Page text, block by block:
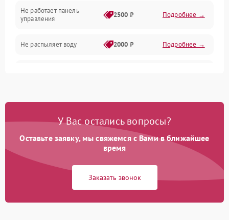
Гигиена
Программное обеспечение
Не работает панель
управления
2500 ₽ Подробнее →
Не распыляет воду 2000 ₽ Подробнее →
Проблемы с набором
Не работает сушилка 2100 ₽ Подробнее →
Сбои в работе таймера 1700 ₽
У Вас остались вопросы?
Оставьте заявку, мы свяжемся с Вами в ближайшее
время
Заказать звонок